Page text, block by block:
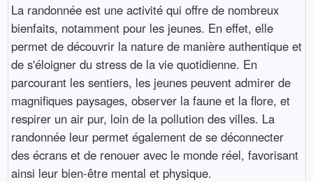
La randonnée est une activité qui offre de nombreux
bienfaits, notamment pour les jeunes. En effet, elle
permet de découvrir la nature de manière authentique et
de s'éloigner du stress de la vie quotidienne. En
parcourant les sentiers, les jeunes peuvent admirer de
magnifiques paysages, observer la faune et la flore, et
respirer un air pur, loin de la pollution des villes. La
randonnée leur permet également de se déconnecter
des écrans et de renouer avec le monde réel, favorisant
ainsi leur bien-être mental et physique.